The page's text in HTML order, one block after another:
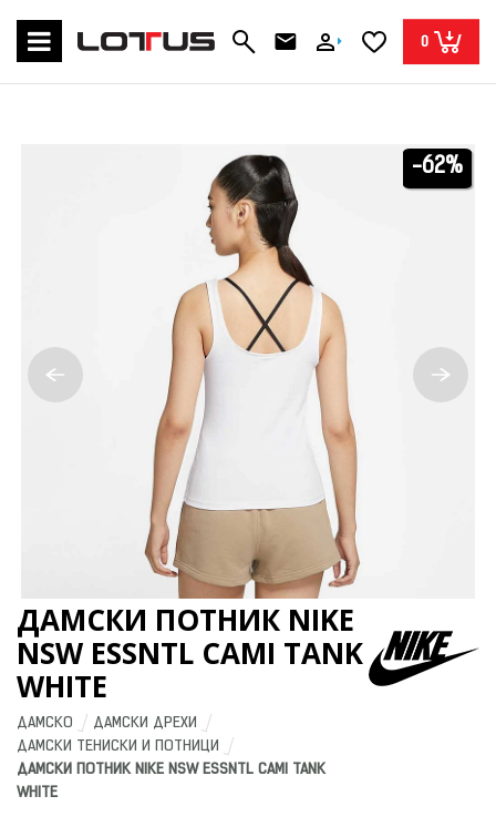
0
-62%
ДАМСКИ ПОТНИК NIKE
NSW ESSNTL CAMI TANK
WHITE
ДАМСКО
ДАМСКИ ДРЕХИ
ДАМСКИ ТЕНИСКИ И ПОТНИЦИ
ДАМСКИ ПОТНИК NIKE NSW ESSNTL CAMI TANK
WHITE